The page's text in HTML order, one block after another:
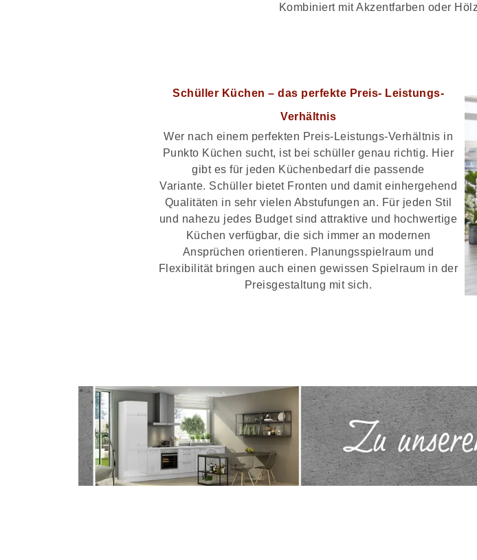
Kombiniert mit Akzentfarben oder
Schüller Küchen – das perfekte Preis- Leistungs-
Verhältnis
Wer nach einem perfekten Preis-Leistungs-Verhältnis in
Punkto Küchen sucht, ist bei schüller genau richtig. Hier
gibt es für jeden Küchenbedarf die passende
Variante. Schüller bietet Fronten und damit einhergehend
Qualitäten in sehr vielen Abstufungen an. Für jeden Stil
und nahezu jedes Budget sind attraktive und hochwertige
Küchen verfügbar, die sich immer an modernen
Ansprüchen orientieren. Planungsspielraum und
Flexibilität bringen auch einen gewissen Spielraum in der
Preisgestaltung mit sich.